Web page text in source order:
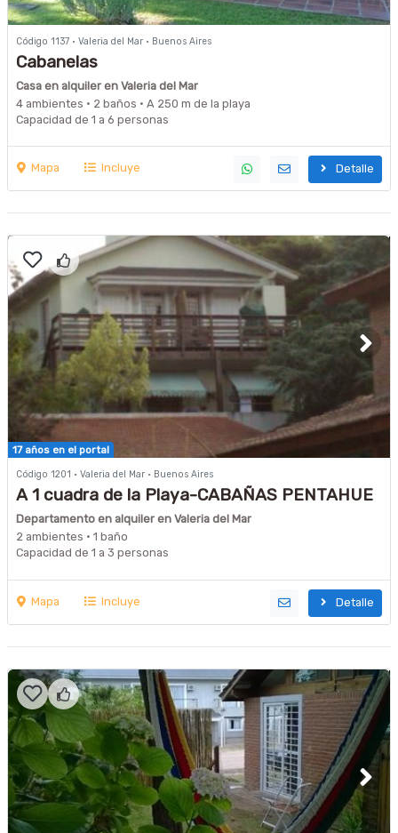
Código 1137 · Valeria del Mar · Buenos Aires
Cabanelas
Casa en alquiler en Valeria del Mar
4 ambientes · 2 baños · A 250 m de la playa
Capacidad de 1 a 6 personas
Mapa Incluye Detalle
17 años en el portal
Código 1201 · Valeria del Mar · Buenos Aires
A 1 cuadra de la Playa-CABAÑAS PENTAHUE
Departamento en alquiler en Valeria del Mar
2 ambientes · 1 baño
Capacidad de 1 a 3 personas
Mapa Incluye Detalle